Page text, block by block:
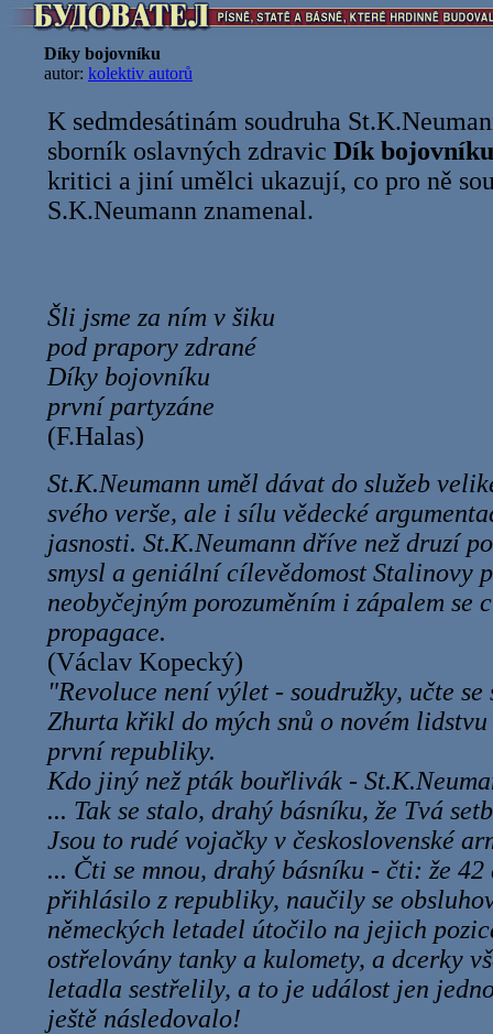
Díky bojovníku
autor: kolektiv autorů
K sedmdesátinám soudruha
sborník oslavných zdravic Dík bojovníku
kritici a jiní umělci ukazují, co pro ně
S.K.Neumann znamenal.
Šli jsme za ním v šiku
pod prapory zdrané
Díky bojovníku
první partyzáne
(F.Halas)
St.K.Neumann uměl dávat do služeb
svého verše, ale i sílu vědecké
jasnosti. St.K.Neumann dříve než druzí
smysl a geniální cílevědomost Stalinovy
neobyčejným porozuměním i zápalem se
propagace.
(Václav Kopecký)
"Revoluce není výlet - soudružky, učte
Zhurta křikl do mých snů o novém
první republiky.
Kdo jiný než pták bouřlivák -
... Tak se stalo, drahý básníku, že Tvá
Jsou to rudé vojačky v československé
... Čti se mnou, drahý básníku - čti: že 42
přihlásilo z republiky, naučily se
německých letadel útočilo na jejich
ostřelovány tanky a kulomety, a dcerky
letadla sestřelily, a to je událost jen
ještě následovalo!